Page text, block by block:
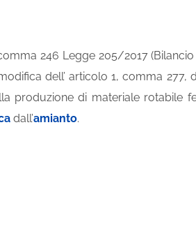
246 Legge 205/2017
dell’ articolo 1, comma 277,
produzione di materiale rotabile
dall’amianto.